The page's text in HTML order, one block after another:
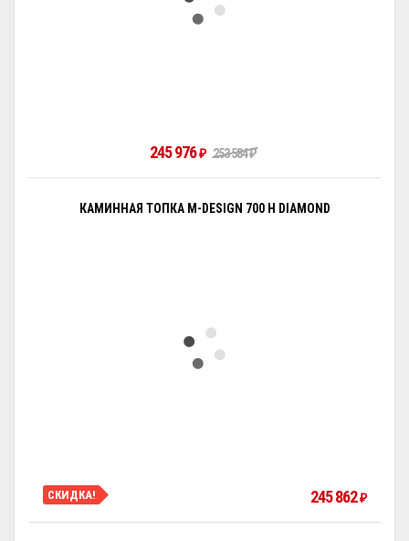
245 976₽ 253 584₽
КАМИННАЯ ТОПКА M-DESIGN 700 H DIAMOND
СКИДКА! 245 862₽